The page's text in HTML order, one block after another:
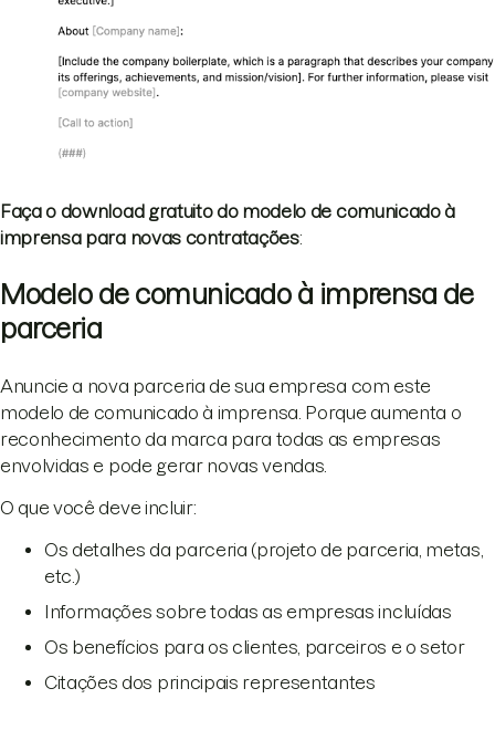
Faça o download gratuito do modelo de comunicado à
imprensa para novas contratações:
Modelo de comunicado à imprensa de
parceria
Anuncie a nova parceria de sua empresa com este
modelo de comunicado à imprensa. Porque aumenta o
reconhecimento da marca para todas as empresas
envolvidas e pode gerar novas vendas.
O que você deve incluir:
Os detalhes da parceria (projeto de parceria, metas,
etc.)
Informações sobre todas as empresas incluídas
Os benefícios para os clientes, parceiros e o setor
Citações dos principais representantes